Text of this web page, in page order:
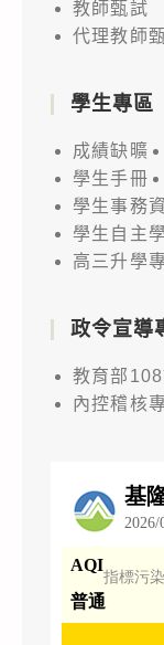
教師甄試
代理教師
學生專區
成績缺曠
學生手冊
學生事務
學生自主
高三升學
政令宣導
教育部
內控稽核